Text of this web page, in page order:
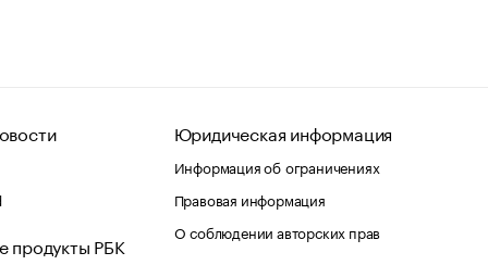
продукты РБК
Юридическая информация
Информация об ограничениях
Правовая информация
О соблюдении авторских прав